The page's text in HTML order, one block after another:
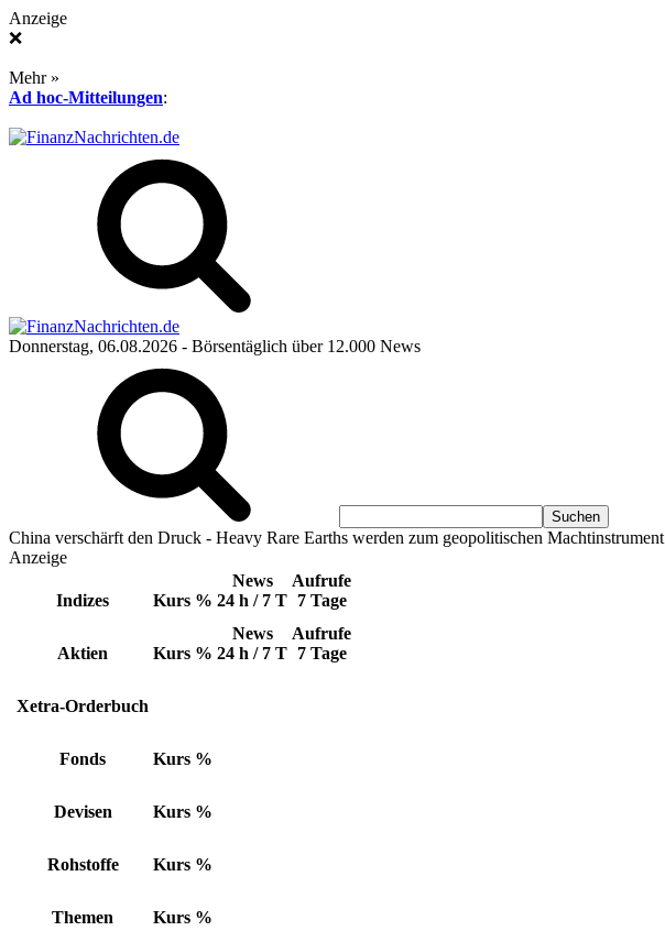
Anzeige
❌
Mehr »
Ad hoc-Mitteilungen:
Donnerstag, 06.08.2026 - Börsentäglich über 12.000 News
China verschärft den Druck - Heavy Rare Earths werden zum geopolitischen Machtinstrument
Anzeige
Indizes Kurs %
News
24 h / 7 T
Aufrufe
7 Tage
Aktien Kurs %
News
24 h / 7 T
Aufrufe
7 Tage
Xetra-Orderbuch
Fonds Kurs %
Devisen Kurs %
Rohstoffe Kurs %
Themen Kurs %